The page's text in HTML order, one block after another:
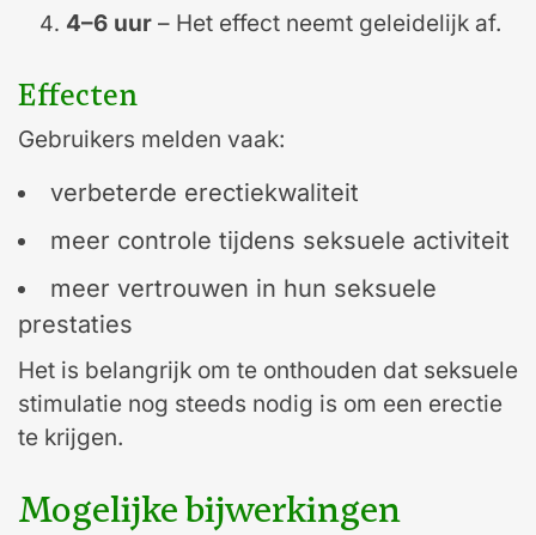
4–6 uur – Het effect neemt geleidelijk af.
Effecten
Gebruikers melden vaak:
verbeterde erectiekwaliteit
meer controle tijdens seksuele activiteit
meer vertrouwen in hun seksuele
prestaties
Het is belangrijk om te onthouden dat seksuele
stimulatie nog steeds nodig is om een erectie
te krijgen.
Mogelijke bijwerkingen